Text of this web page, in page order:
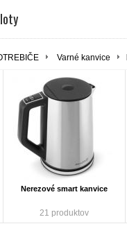
Varné kanvice
Nerezové smart kanvice
21 produktov